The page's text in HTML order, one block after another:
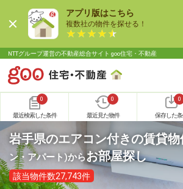
アプリ版はこちら
複数社の物件を探せる！
NTTグループ運営の不動産総合サイト goo住宅・不動産
0
最近検索した条件
0
最近見た物件
0
保存した
岩手県のエアコン付きの賃貸物
ン・アパート)からお部屋探し
該当物件数27,743件